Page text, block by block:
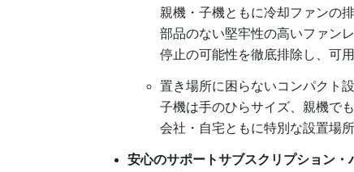
親機・子機ともに冷却ファンの
部品のない堅牢性の高いファン
停止の可能性を徹底排除し、可
置き場所に困らないコンパクト
子機は手のひらサイズ、親機で
会社・自宅ともに特別な設置場
安心のサポートサブスクリプション